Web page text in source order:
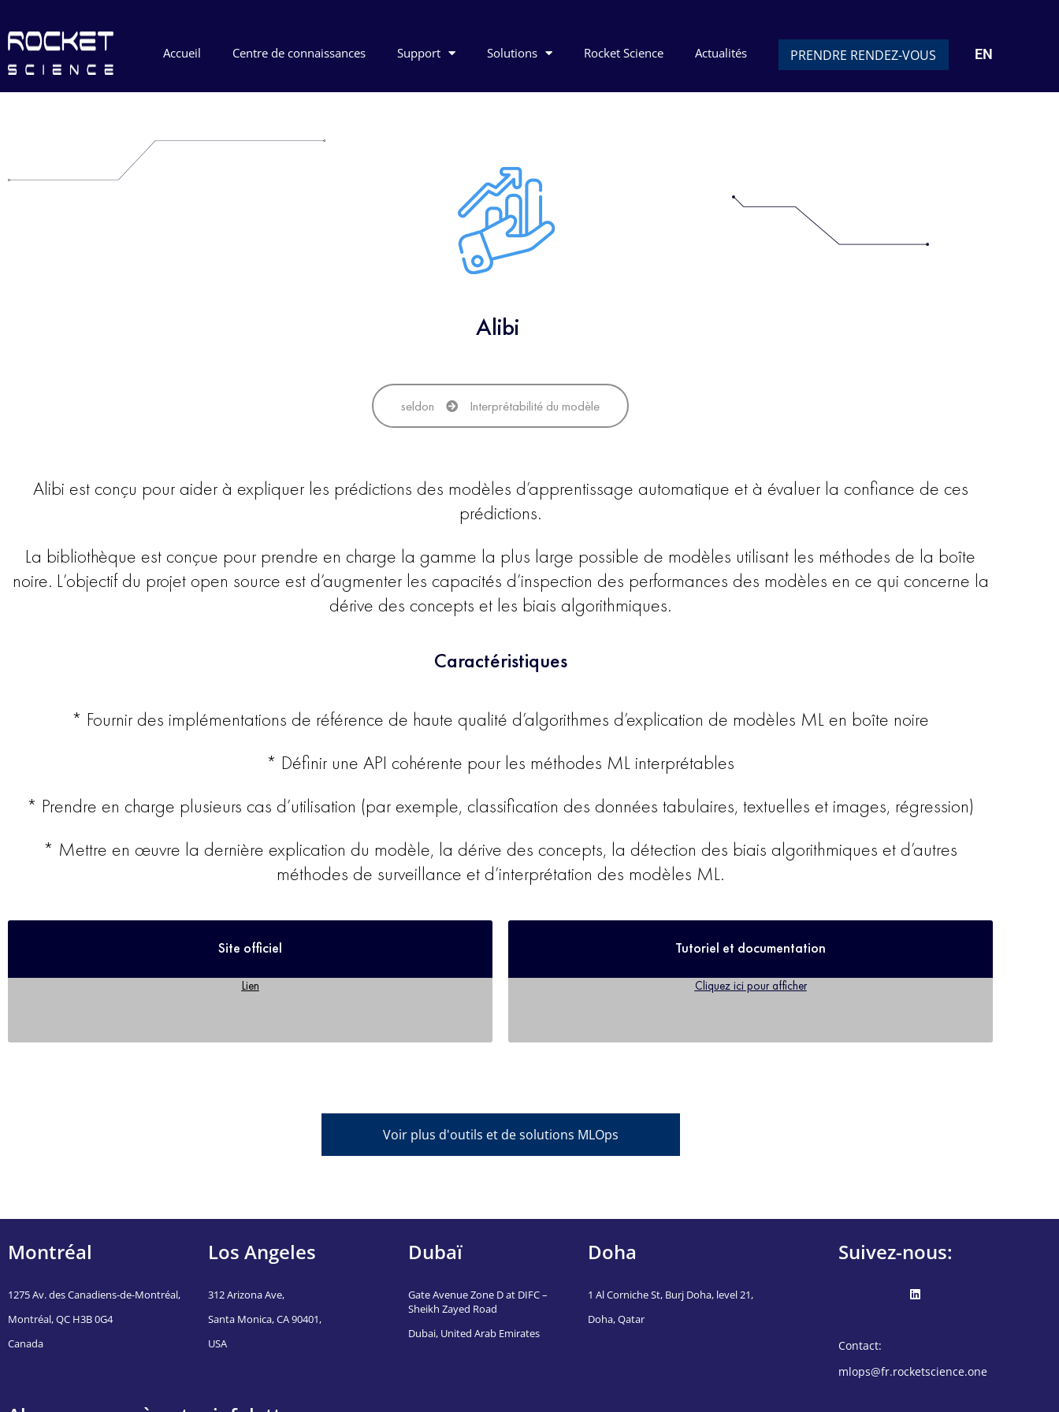
Accueil Centre de connaissances Support Solutions Rocket Science Actualités PRENDRE RENDEZ-VOUS EN
Alibi
seldon Interprétabilité du modèle
Alibi est conçu pour aider à expliquer les prédictions des modèles d’apprentissage automatique et à évaluer la confiance de ces
prédictions.
La bibliothèque est conçue pour prendre en charge la gamme la plus large possible de modèles utilisant les méthodes de la boîte
noire. L’objectif du projet open source est d’augmenter les capacités d’inspection des performances des modèles en ce qui concerne la
dérive des concepts et les biais algorithmiques.
Caractéristiques
* Fournir des implémentations de référence de haute qualité d’algorithmes d’explication de modèles ML en boîte noire
* Définir une API cohérente pour les méthodes ML interprétables
* Prendre en charge plusieurs cas d’utilisation (par exemple, classification des données tabulaires, textuelles et images, régression)
* Mettre en œuvre la dernière explication du modèle, la dérive des concepts, la détection des biais algorithmiques et d’autres
méthodes de surveillance et d’interprétation des modèles ML.
Site officiel
Lien
Tutoriel et documentation
Cliquez ici pour afficher
Voir plus d'outils et de solutions MLOps
Montréal
1275 Av. des Canadiens-de-Montréal,
Montréal, QC H3B 0G4
Canada
Los Angeles
312 Arizona Ave,
Santa Monica, CA 90401,
USA
Dubaï
Gate Avenue Zone D at DIFC –
Sheikh Zayed Road
Dubai, United Arab Emirates
Doha
1 Al Corniche St, Burj Doha, level 21,
Doha, Qatar
Suivez-nous:
Contact:
mlops@fr.rocketscience.one